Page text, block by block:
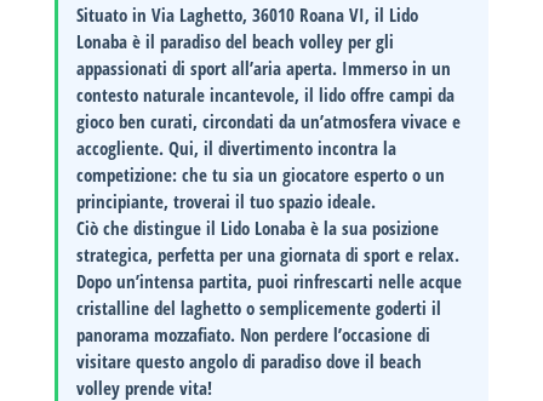
Situato inVia Laghetto, 36010 Roana VI, il Lido
Lonaba è il paradiso del beach volley per gli
appassionati di sport all’aria aperta. Immerso in un
contesto naturale incantevole, il lido offre campi da
gioco ben curati, circondati da un’atmosfera vivace e
accogliente. Qui, il divertimento incontra la
competizione: che tu sia un giocatore esperto o un
principiante, troverai il tuo spazio ideale.
Ciò che distingue il Lido Lonaba è la suaposizione
strategica, perfetta per una giornata di sport e relax.
Dopo un’intensa partita, puoi rinfrescarti nelle acque
cristalline del laghetto o semplicemente goderti il
panorama mozzafiato. Non perdere l’occasione di
visitare questo angolo di paradiso dove il beach
volley prende vita!